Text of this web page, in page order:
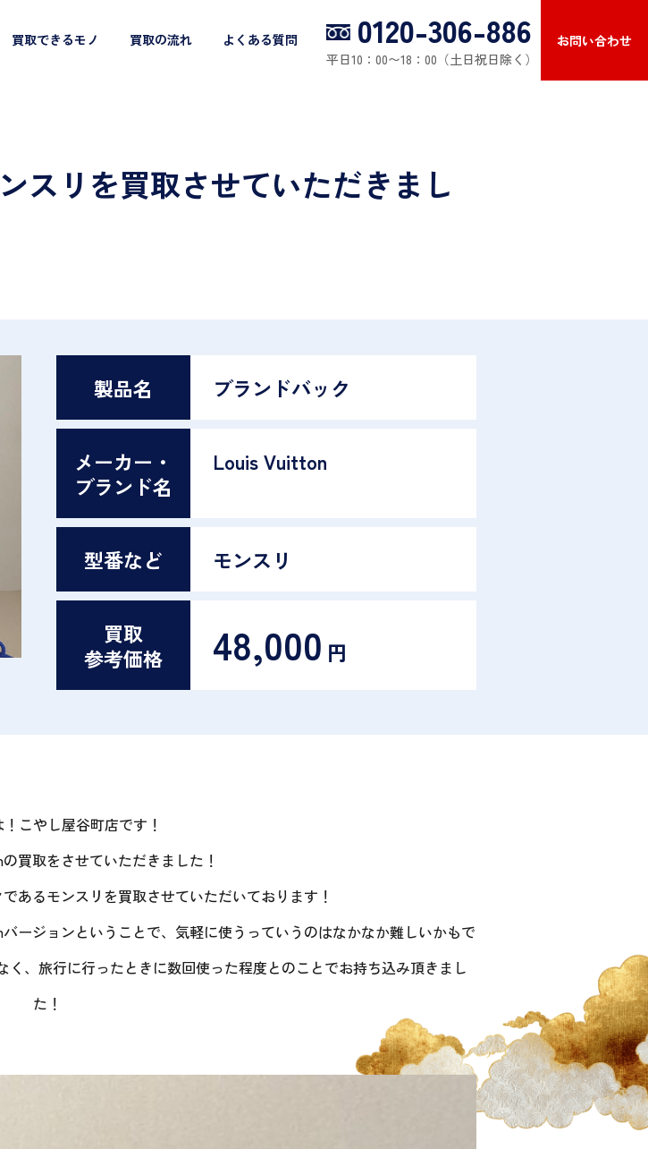
買取できるモノ 買取の流れ よくある質問 0120-306-886
平日10：00〜18：00（土日祝日除く）
お問い合わせ
スリを買取させていただきまし
製品名 ブランドバック
メーカー・
ブランド名
Louis Vuitton
型番など モンスリ
買取
参考価格
48,000 円
こやし屋谷町店です！
買取をさせていただきました！
あるモンスリを買取させていただいております！
ージョンということで、気軽に使うっていうのはなかなか難しいかもで
、旅行に行ったときに数回使った程度とのことでお持ち込み頂きまし
た！